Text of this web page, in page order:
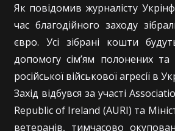
Як повідомив журналісту
час благодійного заходу
євро. Усі зібрані кошти
допомогу сім’ям полонених та
російської військової агресії в
Захід відбувся за участі
Republic of Ireland (AURI) та
ветеранів, тимчасово